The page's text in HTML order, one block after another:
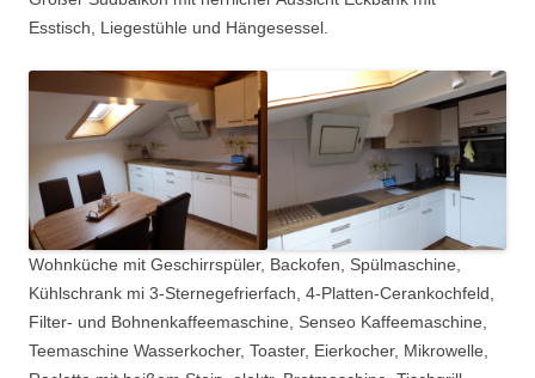
Esstisch, Liegestühle und Hängesessel.
Wohnküche mit Geschirrspüler, Backofen, Spülmaschine,
Kühlschrank mi 3-Sternegefrierfach, 4-Platten-Cerankochfeld,
Filter- und Bohnenkaffeemaschine, Senseo Kaffeemaschine,
Teemaschine Wasserkocher, Toaster, Eierkocher, Mikrowelle,